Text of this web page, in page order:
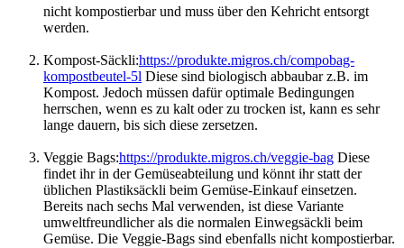
nicht kompostierbar und muss über den Kehricht entsorgt
werden.
Kompost-Säckli:https://produkte.migros.ch/compobag-
kompostbeutel-5l Diese sind biologisch abbaubar z.B. im
Kompost. Jedoch müssen dafür optimale Bedingungen
herrschen, wenn es zu kalt oder zu trocken ist, kann es sehr
lange dauern, bis sich diese zersetzen.
Veggie Bags:https://produkte.migros.ch/veggie-bag Diese
findet ihr in der Gemüseabteilung und könnt ihr statt der
üblichen Plastiksäckli beim Gemüse-Einkauf einsetzen.
Bereits nach sechs Mal verwenden, ist diese Variante
umweltfreundlicher als die normalen Einwegsäckli beim
Gemüse. Die Veggie-Bags sind ebenfalls nicht kompostierbar.